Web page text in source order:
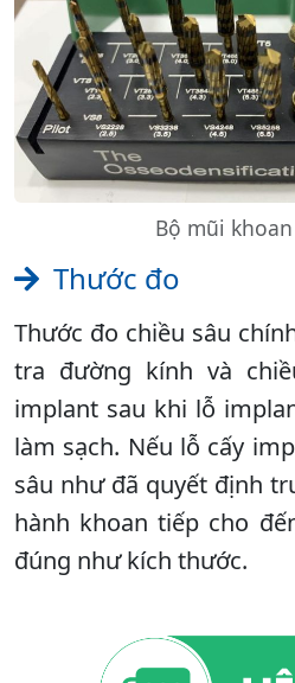
Bộ mũi
Thước đo
Thước đo chiều sâu
tra đường kính và
implant sau khi lỗ
làm sạch. Nếu lỗ cấy
sâu như đã quyết định
hành khoan tiếp cho
đúng như kích thước.